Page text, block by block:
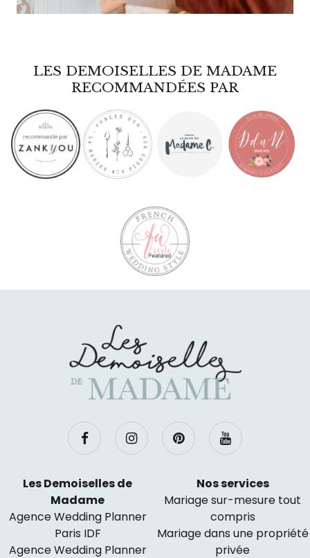
LES DEMOISELLES DE MADAME
RECOMMANDÉES PAR
Les Demoiselles de
Madame
Agence Wedding Planner
Paris IDF
Agence Wedding Planner
Nos services
Mariage sur-mesure tout
compris
Mariage dans une propriété
privée